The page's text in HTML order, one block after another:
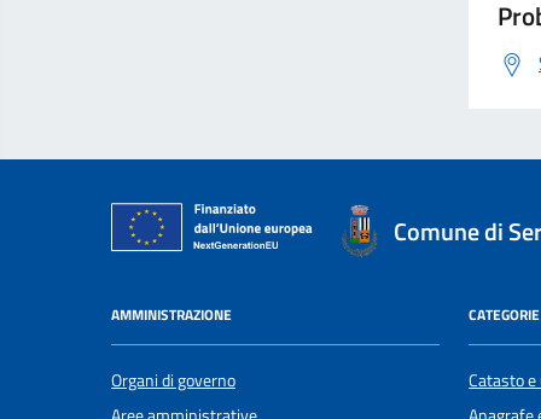
Comune di
AMMINISTRAZIONE
Organi di governo
Catasto